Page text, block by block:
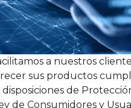
a nuestros
sus productos
de
de Consumidores y